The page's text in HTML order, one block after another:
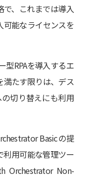
で、これまでは導入
能なライセンスを
型RPAを導入するエ
満たす限りは、デス
の切り替えにも利用
Basicの提
用可能な管理ツー
Non-